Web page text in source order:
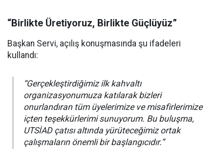
“Birlikte Üretiyoruz, Birlikte Güçlüyüz”
Başkan Servi, açılış konuşmasında şu ifadeleri
kullandı:
“Gerçekleştirdiğimiz ilk kahvaltı
organizasyonumuza katılarak bizleri
onurlandıran tüm üyelerimize ve misafirlerimize
içten teşekkürlerimi sunuyorum. Bu buluşma,
UTSİAD çatısı altında yürüteceğimiz ortak
çalışmaların önemli bir başlangıcıdır.”